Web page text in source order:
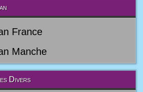
France
Manche
Divers